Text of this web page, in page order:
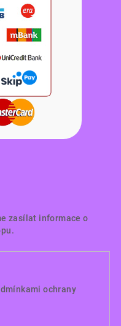
zasílat informace o
ochrany